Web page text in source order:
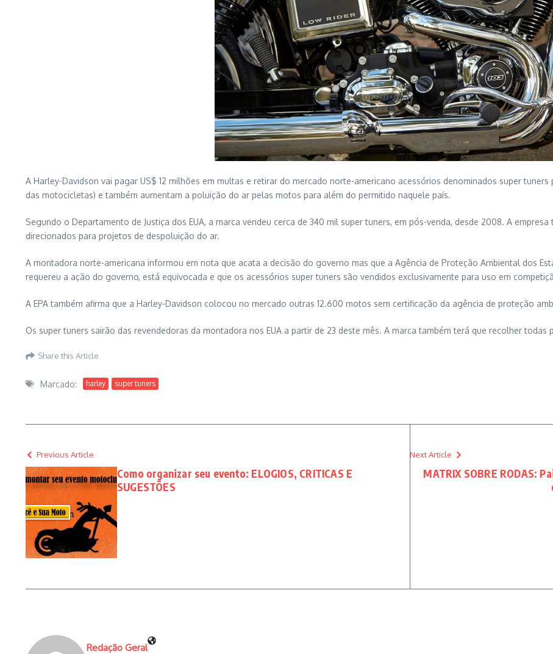
A Harley-Davidson vai pagar US$ 12 milhões em multas e retirar do mercado norte-americano acessórios denominados super
das motocicletas) e também aumentam a poluição do ar pelas motos para além do permitido naquele país.
Segundo o Departamento de Justiça dos EUA, a marca vendeu cerca de 340 mil super tuners, em pós-venda, desde 2008. A
direcionados para projetos de despoluição do ar.
A montadora norte-americana informou em nota que acata a decisão do governo mas que a Agência de Proteção Ambiental dos
requereu a ação do governo, está equivocada e que os acessórios super tuners são vendidos exclusivamente para uso em
A EPA também afirma que a Harley-Davidson colocou no mercado outras 12.600 motos sem certificação da agência de proteção
Os super tuners sairão das revendedoras da montadora nos EUA a partir de 23 deste mês. A marca também terá que recolher todas
Share this Article
Marcado: harley super tuners
Previous Article
Como organizar seu evento: ELOGIOS, CRITICAS E
SUGESTÕES
Next Article
MATRIX SOBRE RODAS:
Redação Geral